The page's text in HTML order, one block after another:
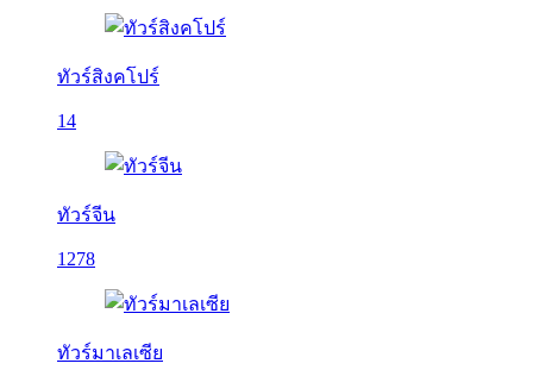
ทัวร์สิงคโปร์
14
ทัวร์จีน
1278
ทัวร์มาเลเซีย